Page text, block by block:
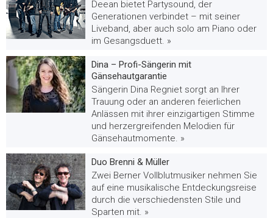
Deean bietet Partysound, der
Generationen verbindet – mit seiner
Liveband, aber auch solo am Piano oder
im Gesangsduett. »
Dina – Profi-Sängerin mit
Gänsehautgarantie
Sängerin Dina Regniet sorgt an Ihrer
Trauung oder an anderen feierlichen
Anlässen mit ihrer einzigartigen Stimme
und herzergreifenden Melodien für
Gänsehautmomente. »
Duo Brenni & Müller
Zwei Berner Vollblutmusiker nehmen Sie
auf eine musikalische Entdeckungsreise
durch die verschiedensten Stile und
Sparten mit. »